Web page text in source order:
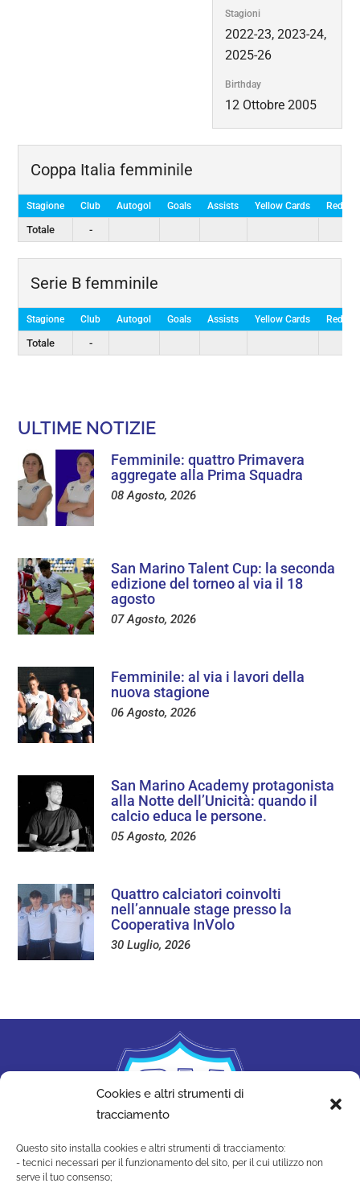
Cookies e altri strumenti di
tracciamento
Questo sito installa cookies e altri strumenti di tracciamento:
- tecnici necessari per il funzionamento del sito, per il cui utilizzo non
serve il tuo consenso;
Stagioni
2022-23, 2023-24,
2025-26
Birthday
12 Ottobre 2005
Coppa Italia femminile
Stagione Club Autogol Goals Assists Yellow Cards Red
Totale -
Serie B femminile
Stagione Club Autogol Goals Assists Yellow Cards Red
Totale -
ULTIME NOTIZIE
Femminile: quattro Primavera
aggregate alla Prima Squadra
08 Agosto, 2026
San Marino Talent Cup: la seconda
edizione del torneo al via il 18
agosto
07 Agosto, 2026
Femminile: al via i lavori della
nuova stagione
06 Agosto, 2026
San Marino Academy protagonista
alla Notte dell’Unicità: quando il
calcio educa le persone.
05 Agosto, 2026
Quattro calciatori coinvolti
nell’annuale stage presso la
Cooperativa InVolo
30 Luglio, 2026